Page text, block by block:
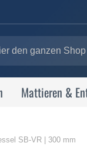
Mattieren &
SB-VR | 300 mm